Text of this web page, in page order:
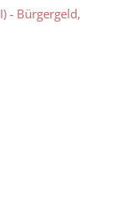
- Bürgergeld,